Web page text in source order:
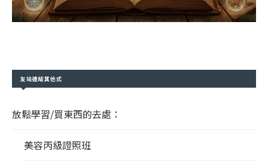
友站連結其他式
放鬆學習/買東西的去處：
美容丙級證照班